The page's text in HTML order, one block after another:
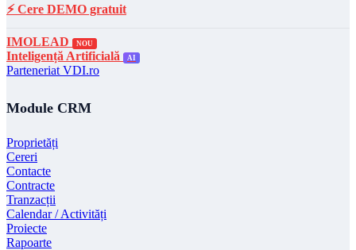
⚡ Cere DEMO gratuit
IMOLEAD NOU
Inteligență Artificială AI
Parteneriat VDI.ro
Module CRM
Proprietăți
Cereri
Contacte
Contracte
Tranzacții
Calendar / Activități
Proiecte
Rapoarte